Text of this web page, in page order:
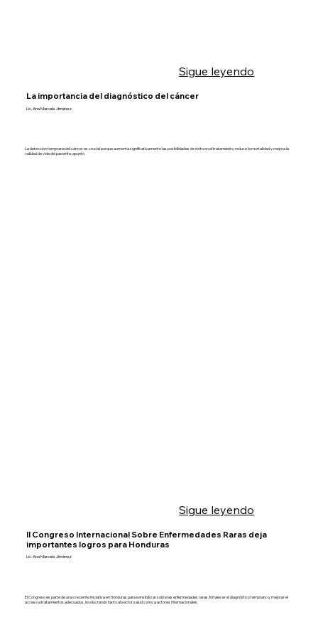
Sigue leyendo
La importancia del diagnóstico del cáncer
Lic. Ana Marcela Jiménez
La detección temprana del cáncer es crucial porque aumenta significativamente las posibilidades de éxito en el tratamiento, reduce la mortalidad y mejora la
calidad de vida del paciente, apuntó.
Sigue leyendo
II Congreso Internacional Sobre Enfermedades Raras deja
importantes logros para Honduras
Lic. Ana Marcela Jiménez
El Congreso es parte de una creciente iniciativa en Honduras para sensibilizar sobre las enfermedades raras, fortalecer el diagnóstico temprano y mejorar el
acceso a tratamientos adecuados, involucrando tanto al sector salud como a actores internacionales.